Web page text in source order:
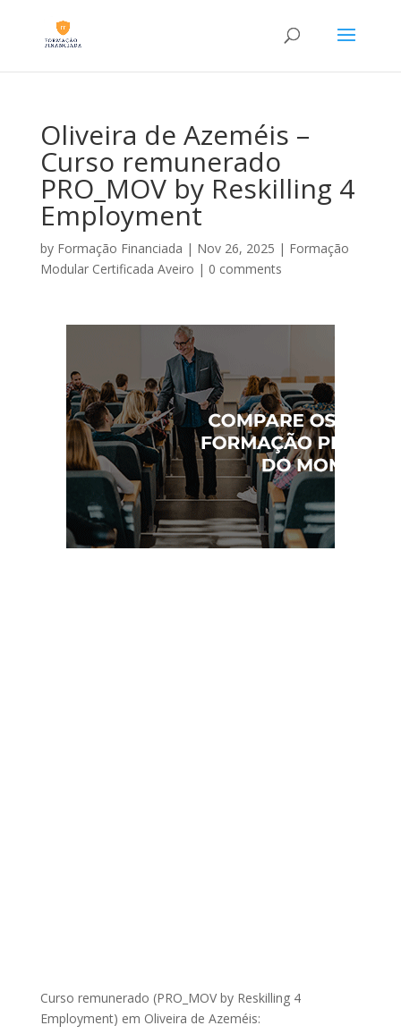
Oliveira de Azeméis –
Curso remunerado
PRO_MOV by Reskilling 4
Employment
by Formação Financiada | Nov 26, 2025 | Formação
Modular Certificada Aveiro | 0 comments
Curso remunerado (PRO_MOV by Reskilling 4
Employment) em Oliveira de Azeméis: